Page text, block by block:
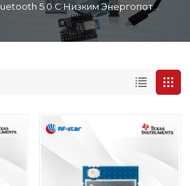
Модуль Bluetooth 5.0 С Низким Энергопотреблением